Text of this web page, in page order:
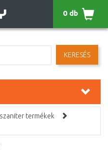
KERESÉS
0 db
termékek